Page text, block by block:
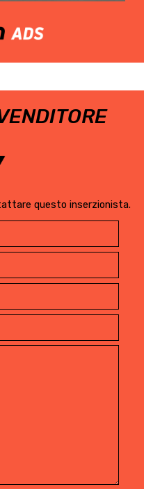
questo inserzionista.